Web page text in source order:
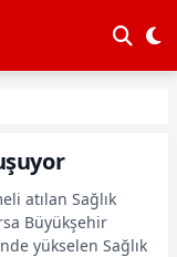
atılan Sağlık
Büyükşehir
yükselen Sağlık